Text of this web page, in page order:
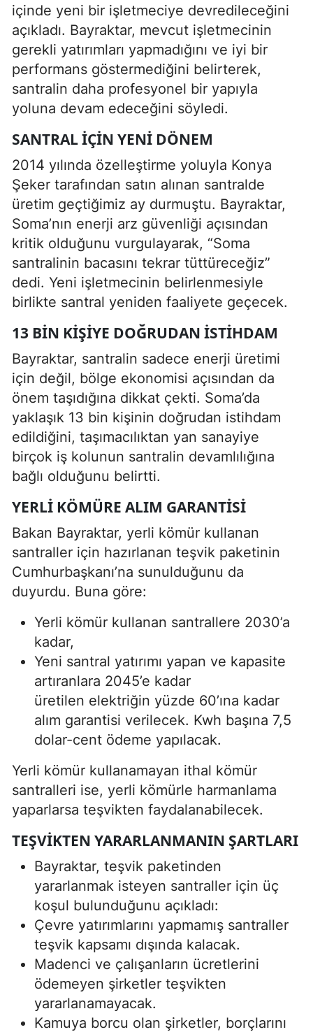
içinde yeni bir işletmeciye devredileceğini
açıkladı. Bayraktar, mevcut işletmecinin
gerekli yatırımları yapmadığını ve iyi bir
performans göstermediğini belirterek,
santralin daha profesyonel bir yapıyla
yoluna devam edeceğini söyledi.
SANTRAL İÇIN YENI DÖNEM
2014 yılında özelleştirme yoluyla Konya
Şeker tarafından satın alınan santralde
üretim geçtiğimiz ay durmuştu. Bayraktar,
Soma’nın enerji arz güvenliği açısından
kritik olduğunu vurgulayarak, “Soma
santralinin bacasını tekrar tüttüreceğiz”
dedi. Yeni işletmecinin belirlenmesiyle
birlikte santral yeniden faaliyete geçecek.
13 BIN KIŞIYE DOĞRUDAN İSTIHDAM
Bayraktar, santralin sadece enerji üretimi
için değil, bölge ekonomisi açısından da
önem taşıdığına dikkat çekti. Soma’da
yaklaşık 13 bin kişinin doğrudan istihdam
edildiğini, taşımacılıktan yan sanayiye
birçok iş kolunun santralin devamlılığına
bağlı olduğunu belirtti.
YERLI KÖMÜRE ALIM GARANTISI
Bakan Bayraktar, yerli kömür kullanan
santraller için hazırlanan teşvik paketinin
Cumhurbaşkanı’na sunulduğunu da
duyurdu. Buna göre:
Yerli kömür kullanan santrallere 2030’a
kadar,
Yeni santral yatırımı yapan ve kapasite
artıranlara 2045’e kadar
üretilen elektriğin yüzde 60’ına kadar
alım garantisi verilecek. Kwh başına 7,5
dolar-cent ödeme yapılacak.
Yerli kömür kullanamayan ithal kömür
santralleri ise, yerli kömürle harmanlama
yaparlarsa teşvikten faydalanabilecek.
TEŞVIKTEN YARARLANMANIN ŞARTLARI
Bayraktar, teşvik paketinden
yararlanmak isteyen santraller için üç
koşul bulunduğunu açıkladı:
Çevre yatırımlarını yapmamış santraller
teşvik kapsamı dışında kalacak.
Madenci ve çalışanların ücretlerini
ödemeyen şirketler teşvikten
yararlanamayacak.
Kamuya borcu olan şirketler, borçlarını